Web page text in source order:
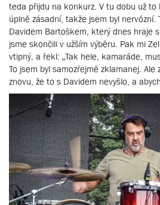
teda přijdu na konkurz. V tu dobu už
úplně zásadní, takže jsem byl nervózní.
Davidem Bartoškem, který dnes hraje
jsme skončili v užším výběru. Pak mi
vtipný, a řekl: „Tak hele, kamaráde,
To jsem byl samozřejmě zklamanej. Ale
znovu, že to s Davidem nevyšlo, a